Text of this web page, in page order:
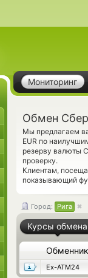
Мониторинг
Обмен
Мы предлагаем
EUR по
резерву валюты
проверку.
Клиентам,
показывающий
Город: Рига
Курсы обмена
Обменник
Ex-ATM24